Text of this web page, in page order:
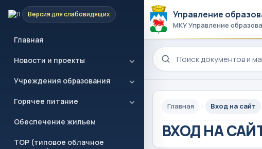
Версия для слабовидящих
Главная
Новости и проекты
Учреждения образования
Горячее питание
Обеспечение жильем
ТОР (типовое облачное
Управление
МКУ Управление
Поиск по сайту
Главная Вход на сайт
ВХОД НА